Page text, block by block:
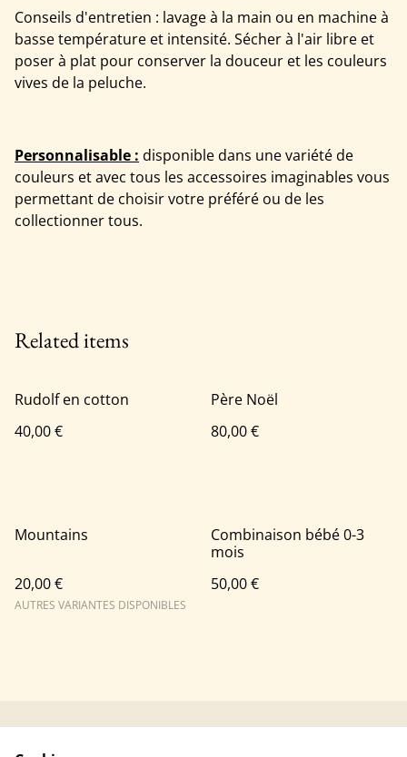
Conseils d'entretien : lavage à la main ou en machine à
basse température et intensité. Sécher à l'air libre et
poser à plat pour conserver la douceur et les couleurs
vives de la peluche.
Personnalisable : disponible dans une variété de
couleurs et avec tous les accessoires imaginables vous
permettant de choisir votre préféré ou de les
collectionner tous.
Related items
Rudolf en cotton
40,00 €
Père Noël
80,00 €
Mountains
20,00 €
AUTRES VARIANTES DISPONIBLES
Combinaison bébé 0-3
mois
50,00 €